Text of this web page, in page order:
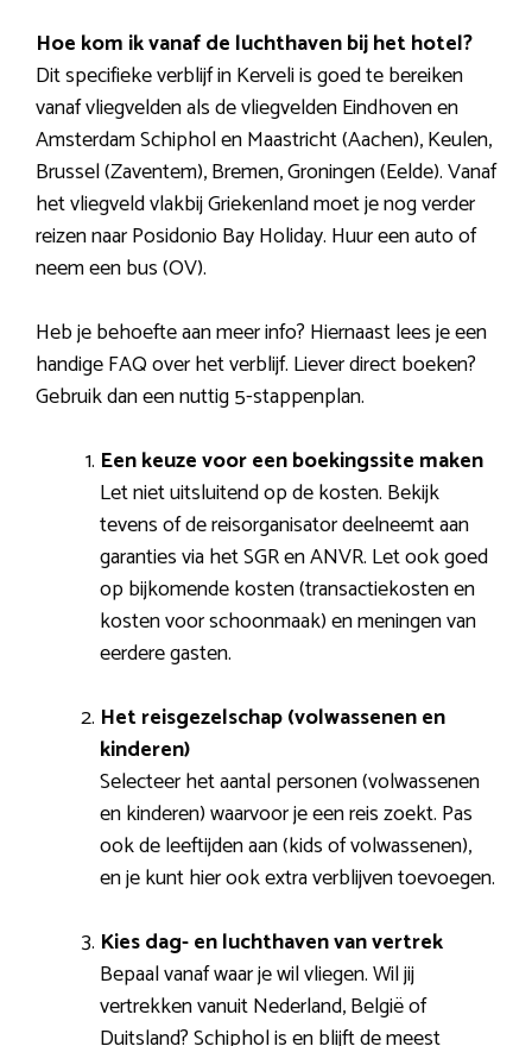
Hoe kom ik vanaf de luchthaven bij het hotel?
Dit specifieke verblijf in Kerveli is goed te bereiken
vanaf vliegvelden als de vliegvelden Eindhoven en
Amsterdam Schiphol en Maastricht (Aachen), Keulen,
Brussel (Zaventem), Bremen, Groningen (Eelde). Vanaf
het vliegveld vlakbij Griekenland moet je nog verder
reizen naar Posidonio Bay Holiday. Huur een auto of
neem een bus (OV).
Heb je behoefte aan meer info? Hiernaast lees je een
handige FAQ over het verblijf. Liever direct boeken?
Gebruik dan een nuttig 5-stappenplan.
Een keuze voor een boekingssite maken
Let niet uitsluitend op de kosten. Bekijk
tevens of de reisorganisator deelneemt aan
garanties via het SGR en ANVR. Let ook goed
op bijkomende kosten (transactiekosten en
kosten voor schoonmaak) en meningen van
eerdere gasten.
Het reisgezelschap (volwassenen en
kinderen)
Selecteer het aantal personen (volwassenen
en kinderen) waarvoor je een reis zoekt. Pas
ook de leeftijden aan (kids of volwassenen),
en je kunt hier ook extra verblijven toevoegen.
Kies dag- en luchthaven van vertrek
Bepaal vanaf waar je wil vliegen. Wil jij
vertrekken vanuit Nederland, België of